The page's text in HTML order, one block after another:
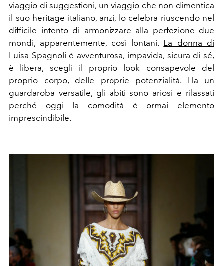
viaggio di suggestioni, un viaggio che non dimentica
il suo heritage italiano, anzi, lo celebra riuscendo nel
difficile intento di armonizzare alla perfezione due
mondi, apparentemente, così lontani. La donna di
Luisa Spagnoli è avventurosa, impavida, sicura di sé,
è libera, scegli il proprio look consapevole del
proprio corpo, delle proprie potenzialità. Ha un
guardaroba versatile, gli abiti sono ariosi e rilassati
perché oggi la comodità è ormai elemento
imprescindibile.